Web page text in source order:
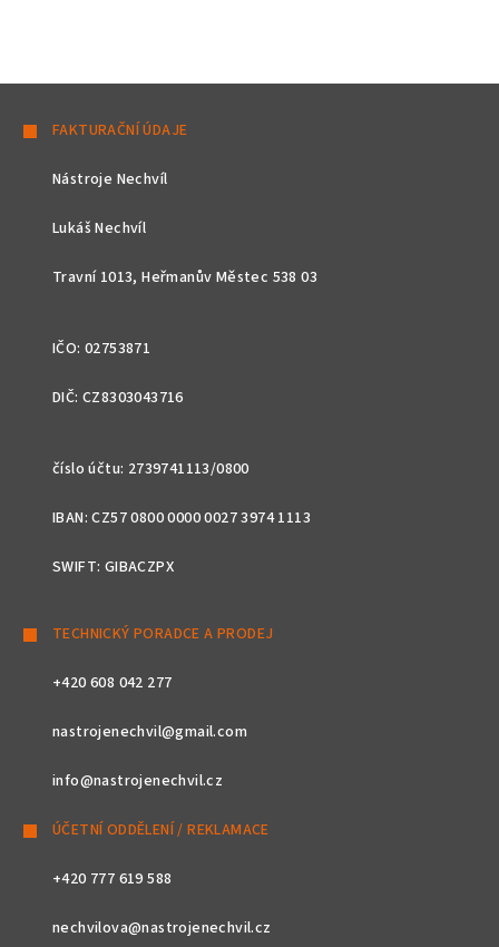
FAKTURAČNÍ ÚDAJE
Nástroje Nechvíl
Lukáš Nechvíl
Travní 1013, Heřmanův Městec 538 03
IČO: 02753871
DIČ: CZ8303043716
číslo účtu: 2739741113/0800
IBAN: CZ57 0800 0000 0027 3974 1113
SWIFT: GIBACZPX
TECHNICKÝ PORADCE A PRODEJ
+420 608 042 277
nastrojenechvil@gmail.com
info@nastrojenechvil.cz
ÚČETNÍ ODDĚLENÍ / REKLAMACE
+420 777 619 588
nechvilova@nastrojenechvil.cz